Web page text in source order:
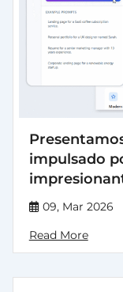
impulsado
09, Mar 2026
Read More